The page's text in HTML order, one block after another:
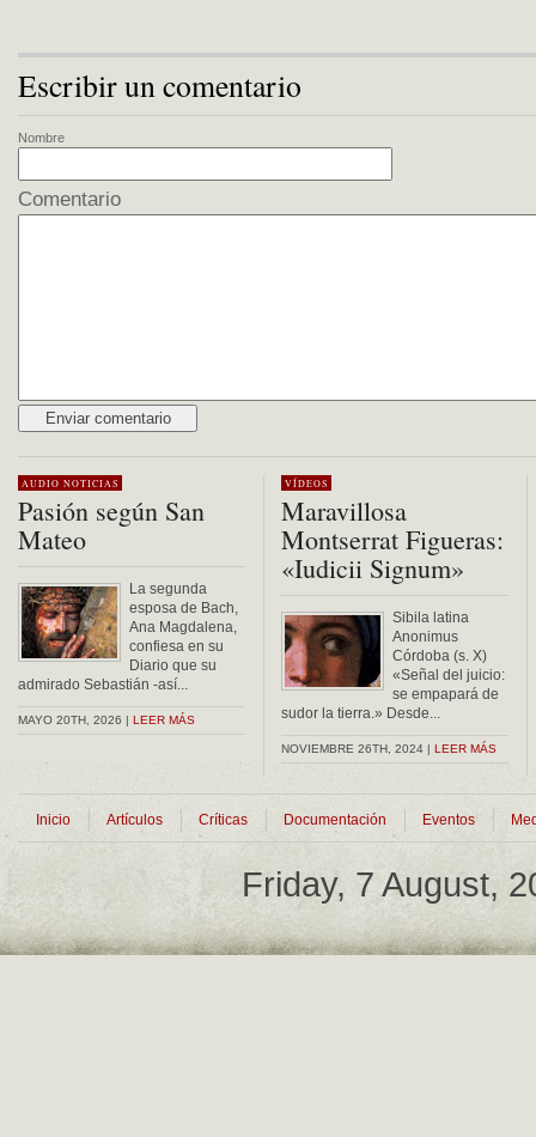
Escribir un comentario
Nombre
Comentario
AUDIO NOTICIAS
Pasión según San
Mateo
La segunda
esposa de Bach,
Ana Magdalena,
confiesa en su
Diario que su
admirado Sebastián -así...
MAYO 20TH, 2026 | LEER MÁS
VÍDEOS
Maravillosa
Montserrat Figueras:
«Iudicii Signum»
Sibila latina
Anonimus
Córdoba (s. X)
«Señal del juicio:
se empapará de
sudor la tierra.» Desde...
NOVIEMBRE 26TH, 2024 | LEER MÁS
Inicio Artículos Críticas Documentación Eventos
Friday, 7 August,